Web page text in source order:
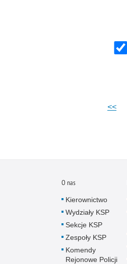
<<
O nas
Kierownictwo
Wydziały KSP
Sekcje KSP
Zespoły KSP
Komendy
Rejonowe Policji